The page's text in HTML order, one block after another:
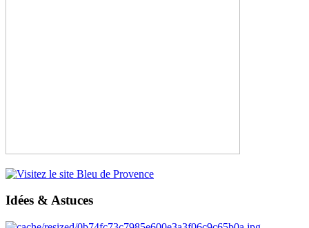
Idées & Astuces